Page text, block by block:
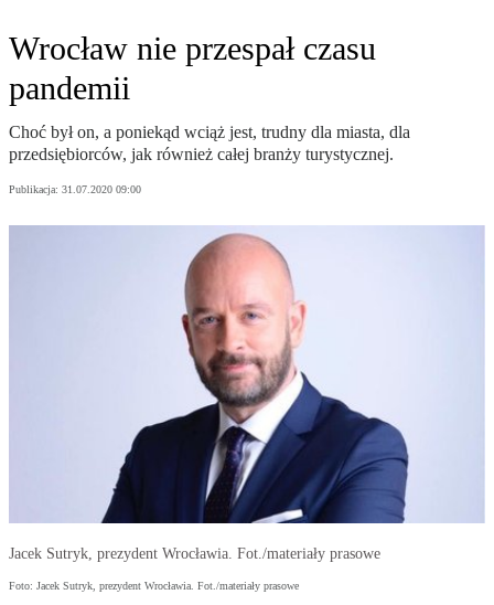
Wrocław nie przespał czasu
pandemii
Choć był on, a poniekąd wciąż jest, trudny dla miasta, dla
przedsiębiorców, jak również całej branży turystycznej.
Publikacja: 31.07.2020 09:00
Jacek Sutryk, prezydent Wrocławia. Fot./materiały prasowe
Foto: Jacek Sutryk, prezydent Wrocławia. Fot./materiały prasowe